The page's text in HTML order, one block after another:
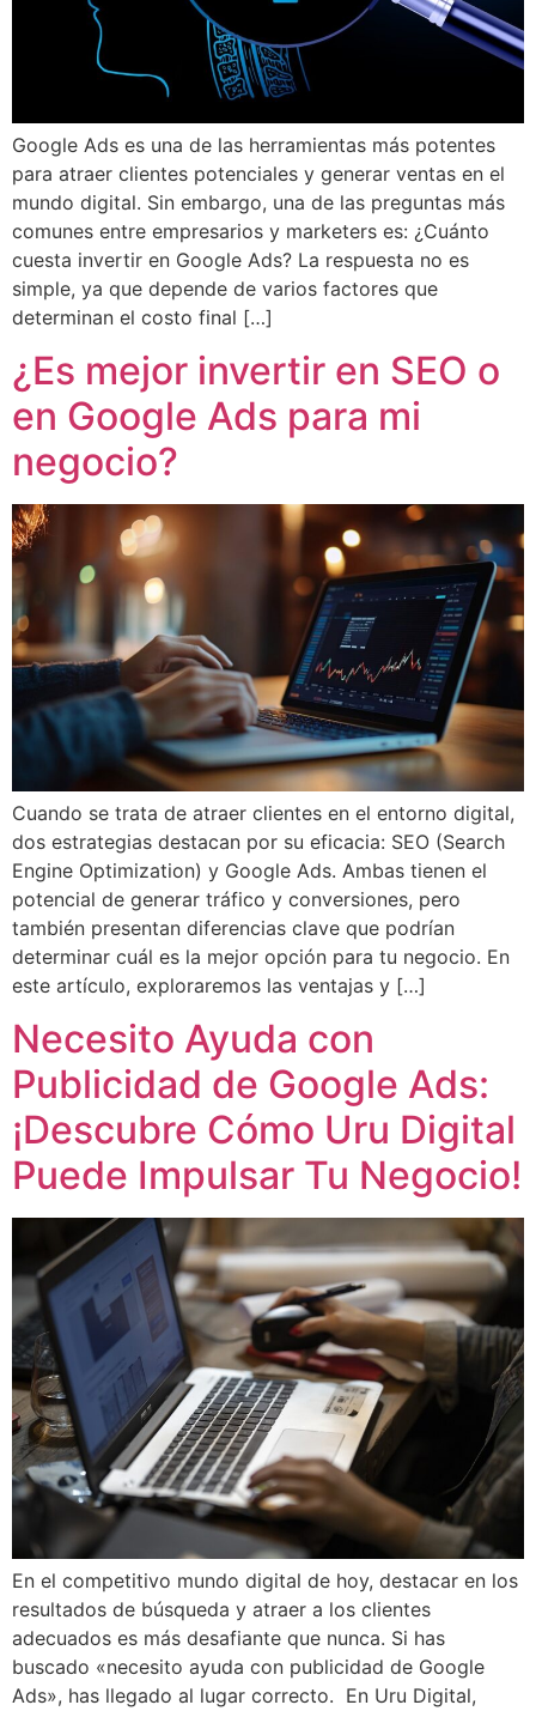
Google Ads es una de las herramientas más potentes
para atraer clientes potenciales y generar ventas en el
mundo digital. Sin embargo, una de las preguntas más
comunes entre empresarios y marketers es: ¿Cuánto
cuesta invertir en Google Ads? La respuesta no es
simple, ya que depende de varios factores que
determinan el costo final […]
¿Es mejor invertir en SEO o
en Google Ads para mi
negocio?
Cuando se trata de atraer clientes en el entorno digital,
dos estrategias destacan por su eficacia: SEO (Search
Engine Optimization) y Google Ads. Ambas tienen el
potencial de generar tráfico y conversiones, pero
también presentan diferencias clave que podrían
determinar cuál es la mejor opción para tu negocio. En
este artículo, exploraremos las ventajas y […]
Necesito Ayuda con
Publicidad de Google Ads:
¡Descubre Cómo Uru Digital
Puede Impulsar Tu Negocio!
En el competitivo mundo digital de hoy, destacar en los
resultados de búsqueda y atraer a los clientes
adecuados es más desafiante que nunca. Si has
buscado «necesito ayuda con publicidad de Google
Ads», has llegado al lugar correcto. En Uru Digital,